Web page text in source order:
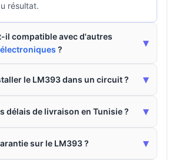
résultat.
il compatible avec d'autres
?
▾
le LM393 dans un circuit ? ▾
délais de livraison en Tunisie ? ▾
sur le LM393 ? ▾